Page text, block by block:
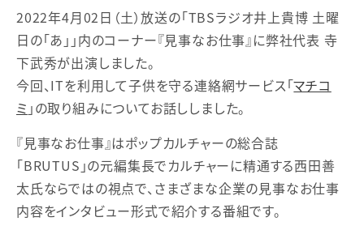
2022年4月02日（土）放送の「TBSラジオ井上貴博 土曜
日の「あ」」内のコーナー『見事なお仕事』に弊社代表 寺
下武秀が出演しました。
今回、ITを利用して子供を守る連絡網サービス「マチコ
ミ 」の取り組みについてお話ししました。
『見事なお仕事』はポップカルチャーの総合誌
「BRUTUS」の元編集長でカルチャーに精通する西田善
太氏ならではの視点で、さまざまな企業の見事なお仕事
内容をインタビュー形式で紹介する番組です。